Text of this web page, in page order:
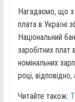
Нагадаємо, що з
плата в Україні
Національний
заробітних плат
номінальних
році,
Читайте також: